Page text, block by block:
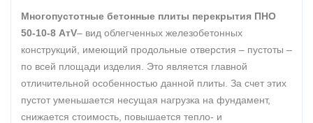
Многопустотные бетонные плиты перекрытия ПНО
50-10-8 АтV– вид облегченных железобетонных
конструкций, имеющий продольные отверстия – пустоты –
по всей площади изделия. Это является главной
отличительной особенностью данной плиты. За счет этих
пустот уменьшается несущая нагрузка на фундамент,
снижается стоимость, повышается тепло- и